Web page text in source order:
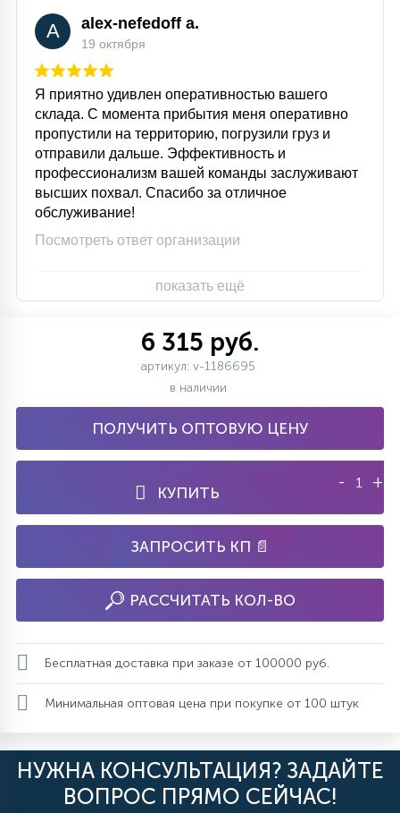
A alex-nefedoff a.
19 октября
Я приятно удивлен оперативностью вашего
склада. С момента прибытия меня оперативно
пропустили на территорию, погрузили груз и
отправили дальше. Эффективность и
профессионализм вашей команды заслуживают
высших похвал. Спасибо за отличное
обслуживание!
Посмотреть ответ организации
показать ещё
6 315 руб.
артикул: v-1186695
в наличии
ПОЛУЧИТЬ ОПТОВУЮ ЦЕНУ
КУПИТЬ
- +
ЗАПРОСИТЬ КП 📄
РАССЧИТАТЬ КОЛ-ВО
Бесплатная доставка при заказе от 100000 руб.
Минимальная оптовая цена при покупке от 100 штук
НУЖНА КОНСУЛЬТАЦИЯ? ЗАДАЙТЕ
ВОПРОС ПРЯМО СЕЙЧАС!